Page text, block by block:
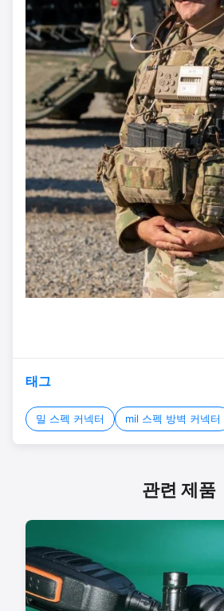
태그
밀 스펙 커넥터 mil 스펙 방벽 커넥터
관련 제품